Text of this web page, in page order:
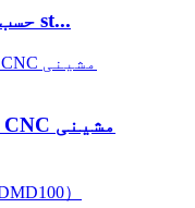
حسب ضرورت مولڈ موصلیت st...